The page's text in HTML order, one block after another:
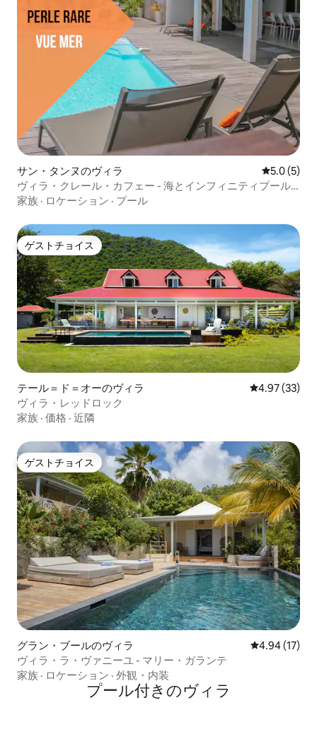
サン・タンヌのヴィラ レビュー5
5.0 (5)
ヴィラ・クレール・カフェー - 海とインフィニティプール
の眺め
家族 · ロケーション · プール
ゲストチョイス
ゲストチョイス
テール＝ド＝オーのヴィラ レビュー33
4.97 (33)
ヴィラ・レッドロック
家族 · 価格 · 近隣
ゲストチョイス
ゲストチョイス
グラン・ブールのヴィラ レビュー17
4.94 (17)
ヴィラ・ラ・ヴァニーユ - マリー・ガランテ
家族 · ロケーション · 外観・内装
プール付きのヴィラ